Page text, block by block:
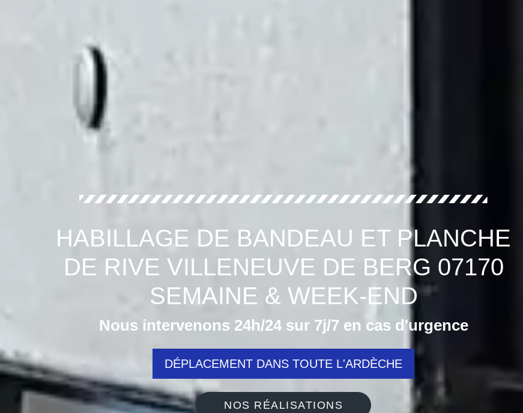
HABILLAGE DE BANDEAU ET PLANCHE
DE RIVE VILLENEUVE DE BERG 07170
SEMAINE & WEEK-END
Nous intervenons 24h/24 sur 7j/7 en cas d'urgence
DÉPLACEMENT DANS TOUTE L'ARDÈCHE
NOS RÉALISATIONS